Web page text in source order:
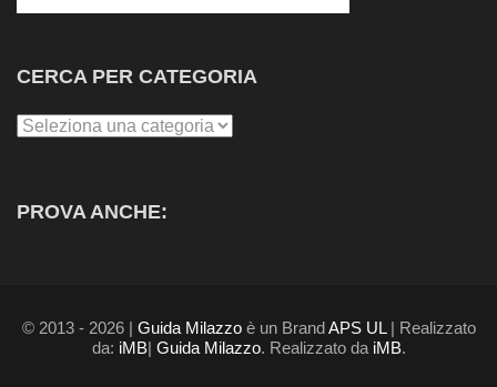
CERCA PER CATEGORIA
Cerca
PROVA ANCHE:
© 2013 - 2026 | Guida Milazzo è un BrandAPS UL| Realizzato
da: iMB| Guida Milazzo. Realizzato da iMB.